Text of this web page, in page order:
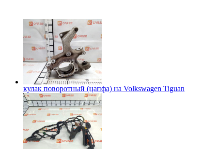
кулак поворотный (цапфа) на Volkswagen Tiguan